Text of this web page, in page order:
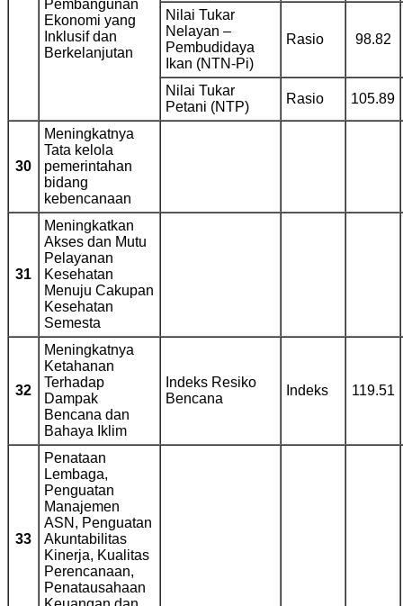
Pembangunan
Ekonomi yang
Inklusif dan
Berkelanjutan
Nilai Tukar
Nelayan –
Pembudidaya
Ikan (NTN-Pi)
Rasio 98.82
Nilai Tukar
Petani (NTP)
Rasio 105.89
30
Meningkatnya
Tata kelola
pemerintahan
bidang
kebencanaan
31
Meningkatkan
Akses dan Mutu
Pelayanan
Kesehatan
Menuju Cakupan
Kesehatan
Semesta
32
Meningkatnya
Ketahanan
Terhadap
Dampak
Bencana dan
Bahaya Iklim
Indeks Resiko
Bencana
Indeks 119.51
33
Penataan
Lembaga,
Penguatan
Manajemen
ASN, Penguatan
Akuntabilitas
Kinerja, Kualitas
Perencanaan,
Penatausahaan